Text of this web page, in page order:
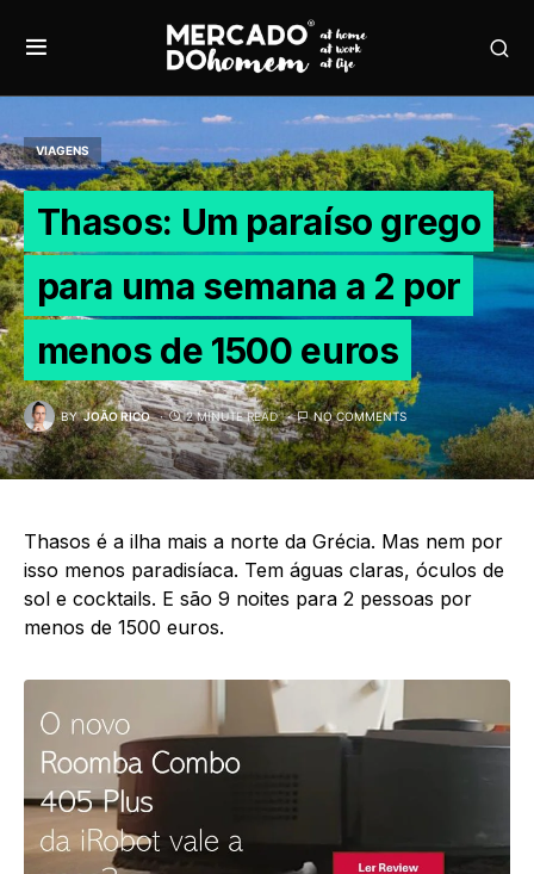
VIAGENS
Thasos: Um paraíso grego
para uma semana a 2 por
menos de 1500 euros
BY JOÃO RICO 2 MINUTE READ NO COMMENTS
Thasos é a ilha mais a norte da Grécia. Mas nem por
isso menos paradisíaca. Tem águas claras, óculos de
sol e cocktails. E são 9 noites para 2 pessoas por
menos de 1500 euros.